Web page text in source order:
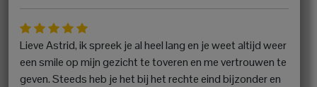
Lieve Astrid, ik spreek je al heel lang en je weet altijd weer
een smile op mijn gezicht te toveren en me vertrouwen te
geven. Steeds heb je het bij het rechte eind bijzonder en